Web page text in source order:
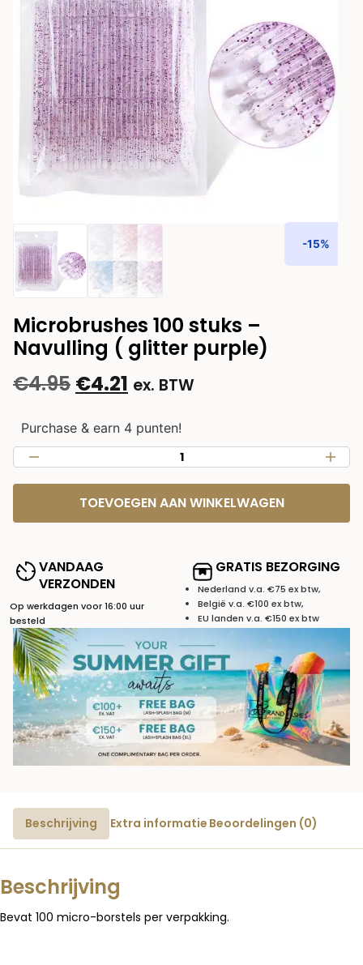
-15%
Microbrushes 100 stuks –
Navulling ( glitter purple)
€4.95 €4.21 ex. BTW
Purchase & earn 4 punten!
TOEVOEGEN AAN WINKELWAGEN
VANDAAG
VERZONDEN
Op werkdagen voor 16:00 uur
besteld
GRATIS BEZORGING
Nederland v.a. €75 ex btw,
België v.a. €100 ex btw,
EU landen v.a. €150 ex btw
Beschrijving Extra informatie Beoordelingen (0)
Beschrijving
Bevat 100 micro-borstels per verpakking.